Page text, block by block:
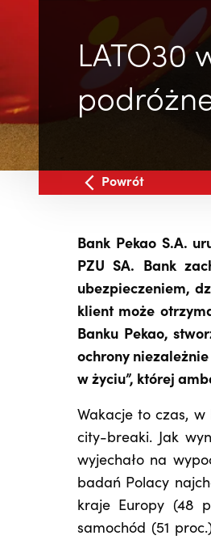
LATO30
Powrót
Bank Pekao S.A.
PZU SA. Bank
ubezpieczeniem,
klient może
Banku Pekao,
ochrony
w życiu”, której
Wakacje to czas,
city-breaki. Jak
wyjechało na
badań Polacy
kraje Europy (48
samochód (51